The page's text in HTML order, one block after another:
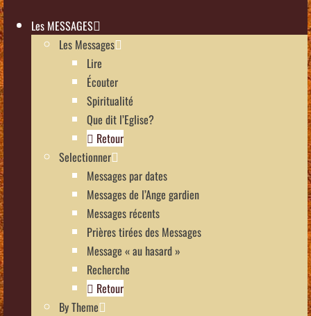
Les MESSAGES
Les Messages
Lire
Écouter
Spiritualité
Que dit l’Eglise?
Retour
Selectionner
Messages par dates
Messages de l’Ange gardien
Messages récents
Prières tirées des Messages
Message « au hasard »
Recherche
Retour
By Theme